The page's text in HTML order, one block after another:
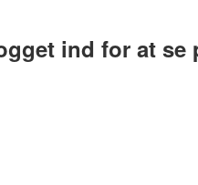
ind for at se